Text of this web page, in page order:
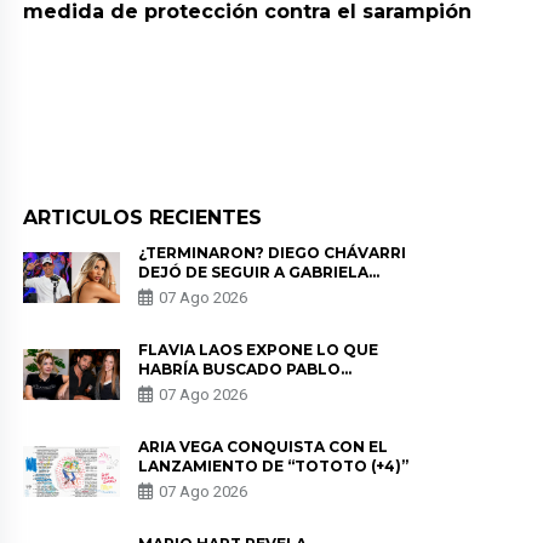
medida de protección contra el sarampión
ARTICULOS RECIENTES
¿TERMINARON? DIEGO CHÁVARRI
DEJÓ DE SEGUIR A GABRIELA
HERRERA Y ANUNCIA SU SALIDA
DE PÓDCAST
07 Ago 2026
FLAVIA LAOS EXPONE LO QUE
HABRÍA BUSCADO PABLO
HEREDIA CON ALE FULLER: “UNA
DE LAS PARTES QUERÍA EL
07 Ago 2026
ARIA VEGA CONQUISTA CON EL
LANZAMIENTO DE “TOTOTO (+4)”
07 Ago 2026